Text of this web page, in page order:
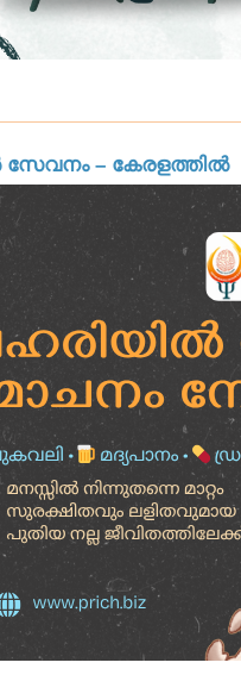
സേവനം – കേരളത്തിൽ